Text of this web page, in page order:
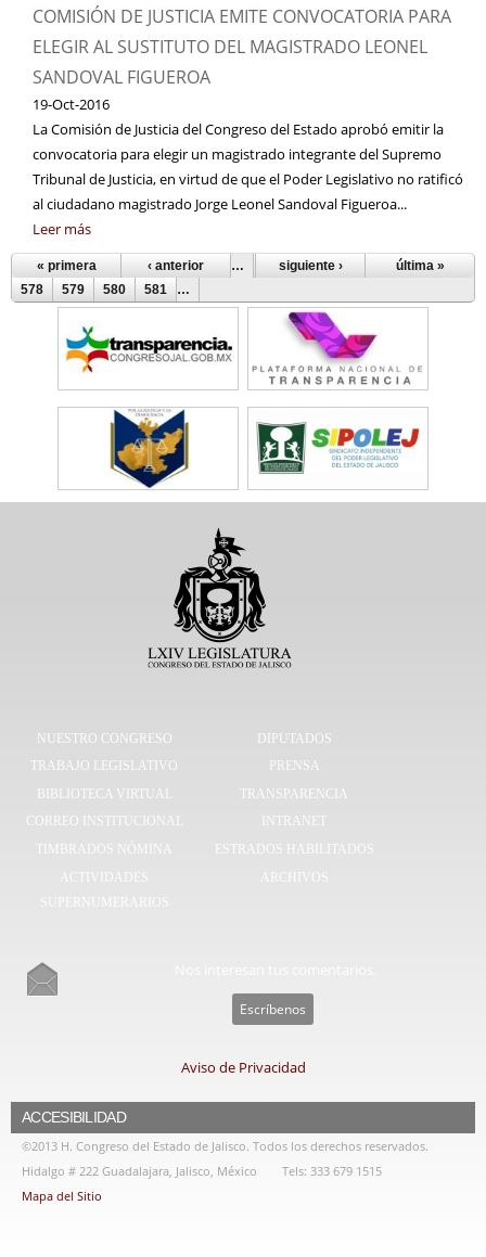
COMISIÓN DE JUSTICIA EMITE CONVOCATORIA PARA
ELEGIR AL SUSTITUTO DEL MAGISTRADO LEONEL
SANDOVAL FIGUEROA
19-Oct-2016
La Comisión de Justicia del Congreso del Estado aprobó emitir la
convocatoria para elegir un magistrado integrante del Supremo
Tribunal de Justicia, en virtud de que el Poder Legislativo no ratificó
al ciudadano magistrado Jorge Leonel Sandoval Figueroa...
Leer más
Páginas
« primera ‹ anterior … 573 574 576
577
578
579 580 581 …
siguiente › última »
NUESTRO CONGRESO
DIPUTADOS
TRABAJO LEGISLATIVO
PRENSA
BIBLIOTECA VIRTUAL
TRANSPARENCIA
CORREO INSTITUCIONAL
INTRANET
TIMBRADOS NÓMINA
ESTRADOS HABILITADOS
ACTIVIDADES
SUPERNUMERARIOS
ARCHIVOS
Escríbenos
Aviso de Privacidad
ACCESIBILIDAD
©2013 H. Congreso del Estado de Jalisco. Todos los derechos reservados.
Hidalgo # 222 Guadalajara, Jalisco, México
Tels: 333 679 1515
Mapa del Sitio